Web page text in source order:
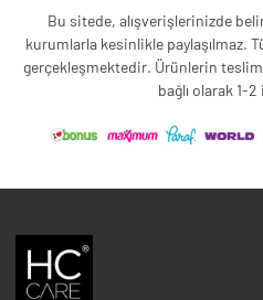
Bu sitede, alışverişlerinizde
kurumlarla kesinlikle paylaşılmaz.
gerçekleşmektedir. Ürünlerin
bağlı olarak 1-